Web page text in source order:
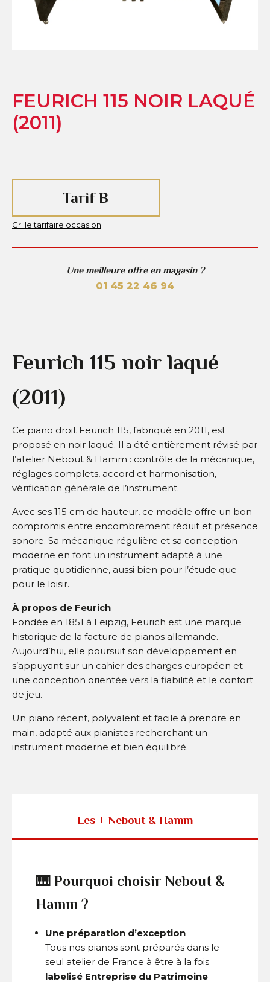
FEURICH 115 NOIR LAQUÉ
(2011)
Tarif B
Grille tarifaire occasion
Une meilleure offre en magasin ?
01 45 22 46 94
Feurich 115 noir laqué
(2011)
Ce piano droit Feurich 115, fabriqué en 2011, est
proposé en noir laqué. Il a été entièrement révisé par
l’atelier Nebout & Hamm : contrôle de la mécanique,
réglages complets, accord et harmonisation,
vérification générale de l’instrument.
Avec ses 115 cm de hauteur, ce modèle offre un bon
compromis entre encombrement réduit et présence
sonore. Sa mécanique régulière et sa conception
moderne en font un instrument adapté à une
pratique quotidienne, aussi bien pour l’étude que
pour le loisir.
À propos de Feurich
Fondée en 1851 à Leipzig, Feurich est une marque
historique de la facture de pianos allemande.
Aujourd’hui, elle poursuit son développement en
s’appuyant sur un cahier des charges européen et
une conception orientée vers la fiabilité et le confort
de jeu.
Un piano récent, polyvalent et facile à prendre en
main, adapté aux pianistes recherchant un
instrument moderne et bien équilibré.
Les + Nebout & Hamm
🎹 Pourquoi choisir Nebout &
Hamm ?
Une préparation d’exception
Tous nos pianos sont préparés dans le
seul atelier de France à être à la fois
labelisé Entreprise du Patrimoine